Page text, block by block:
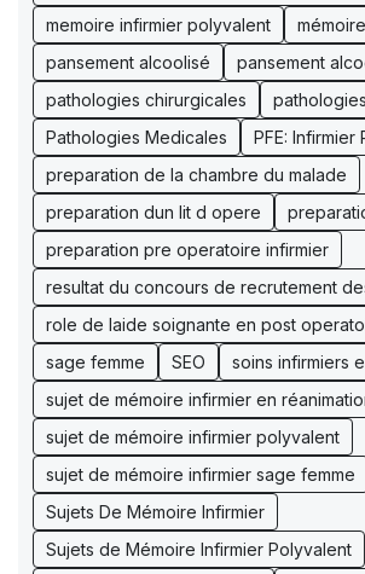
memoire infirmier polyvalent
pansement alcoolisé
pansement
pathologies chirurgicales
Pathologies Medicales
PFE: Infirmier
preparation de la chambre du malade
preparation dun lit d opere
preparation pre operatoire infirmier
resultat du concours de recrutement
role de laide soignante en post
sage femme
SEO
soins infirmiers
sujet de mémoire infirmier en
sujet de mémoire infirmier polyvalent
sujet de mémoire infirmier sage femme
Sujets De Mémoire Infirmier
Sujets de Mémoire Infirmier Polyvalent